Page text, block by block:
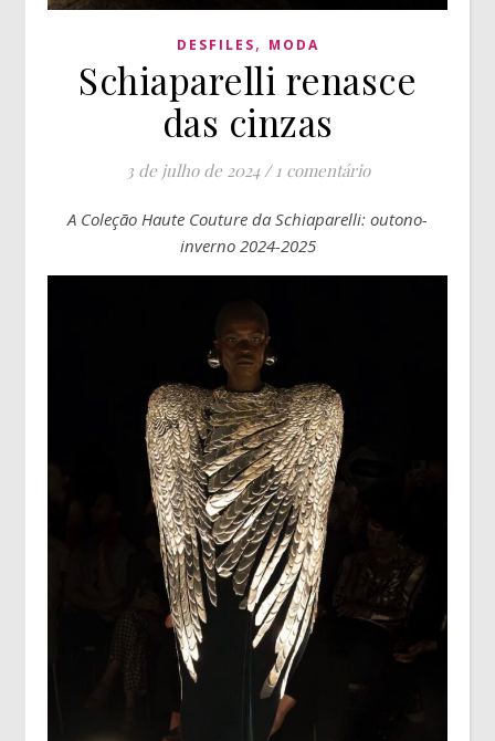
DESFILES, MODA
Schiaparelli renasce
das cinzas
3 de julho de 2024 / 1 comentário
A Coleção Haute Couture da Schiaparelli: outono-
inverno 2024-2025